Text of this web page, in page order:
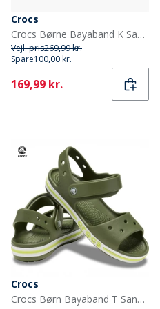
Crocs
Crocs Børne Bayaband K Sandaler Navy/Pepper
Vejl. pris269,99 kr.
Spare100,00 kr.
Current
169,99 kr.
Crocs
Crocs Børn Bayaband T Sandaler Army Green